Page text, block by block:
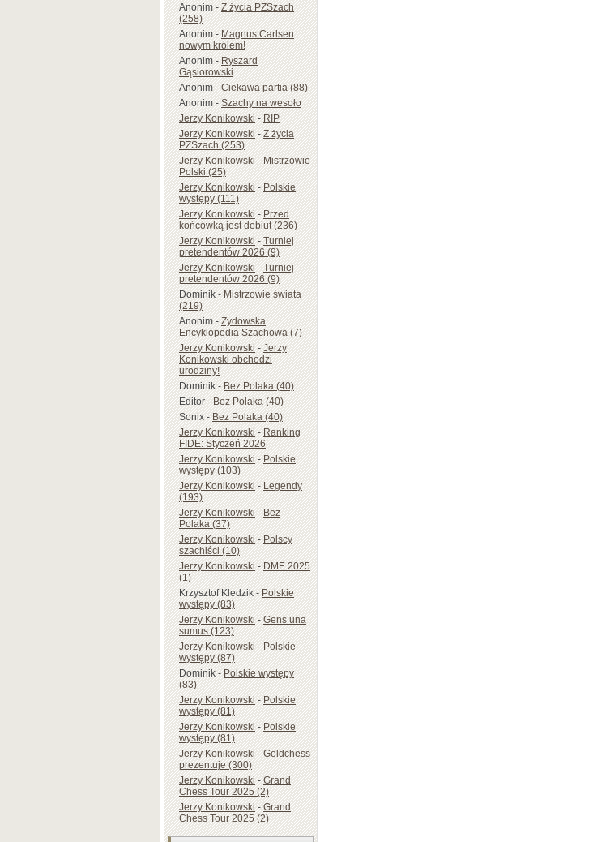
Anonim-Z życia PZSzach
(258)
Anonim-Magnus Carlsen
nowym królem!
Anonim-Ryszard
Gąsiorowski
Anonim-Ciekawa partia (88)
Anonim-Szachy na wesoło
Jerzy Konikowski-RIP
Jerzy Konikowski-Z życia
PZSzach (253)
Jerzy Konikowski-Mistrzowie
Polski (25)
Jerzy Konikowski-Polskie
występy (111)
Jerzy Konikowski-Przed
końcówką jest debiut (236)
Jerzy Konikowski-Turniej
pretendentów 2026 (9)
Jerzy Konikowski-Turniej
pretendentów 2026 (9)
Dominik-Mistrzowie świata
(219)
Anonim-Żydowska
Encyklopedia Szachowa (7)
Jerzy Konikowski-Jerzy
Konikowski obchodzi
urodziny!
Dominik-Bez Polaka (40)
Editor-Bez Polaka (40)
Sonix-Bez Polaka (40)
Jerzy Konikowski-Ranking
FIDE: Styczeń 2026
Jerzy Konikowski-Polskie
występy (103)
Jerzy Konikowski-Legendy
(193)
Jerzy Konikowski-Bez
Polaka (37)
Jerzy Konikowski-Polscy
szachiści (10)
Jerzy Konikowski-DME 2025
(1)
Krzysztof Kledzik-Polskie
występy (83)
Jerzy Konikowski-Gens una
sumus (123)
Jerzy Konikowski-Polskie
występy (87)
Dominik-Polskie występy
(83)
Jerzy Konikowski-Polskie
występy (81)
Jerzy Konikowski-Polskie
występy (81)
Jerzy Konikowski-Goldchess
prezentuje (300)
Jerzy Konikowski-Grand
Chess Tour 2025 (2)
Jerzy Konikowski-Grand
Chess Tour 2025 (2)